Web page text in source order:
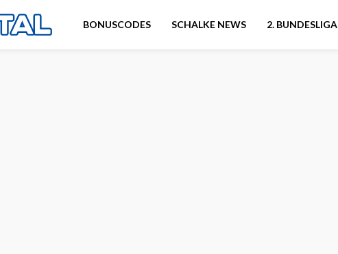
BONUSCODES SCHALKE NEWS 2. BUNDESLIGA